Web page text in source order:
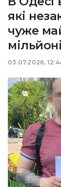
які
чуже
03.07.2026,